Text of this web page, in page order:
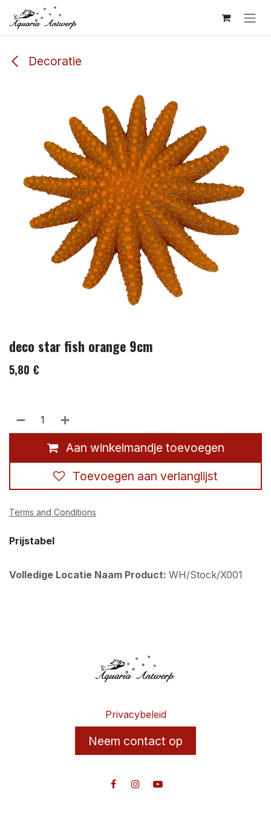
Overslaan naar inhoud
Decoratie
deco star fish orange 9cm
5,80 €
Aan winkelmandje toevoegen
Toevoegen aan verlanglijst
Terms and Conditions
Prijstabel
Volledige Locatie Naam Product: WH/Stock/X001
Privacybeleid
Neem contact op